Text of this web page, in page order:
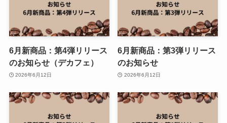
6月新商品：第4弾リリース
のお知らせ（デカフェ）
2026年6月12日
6月新商品：第3弾リリース
のお知らせ
2026年6月12日